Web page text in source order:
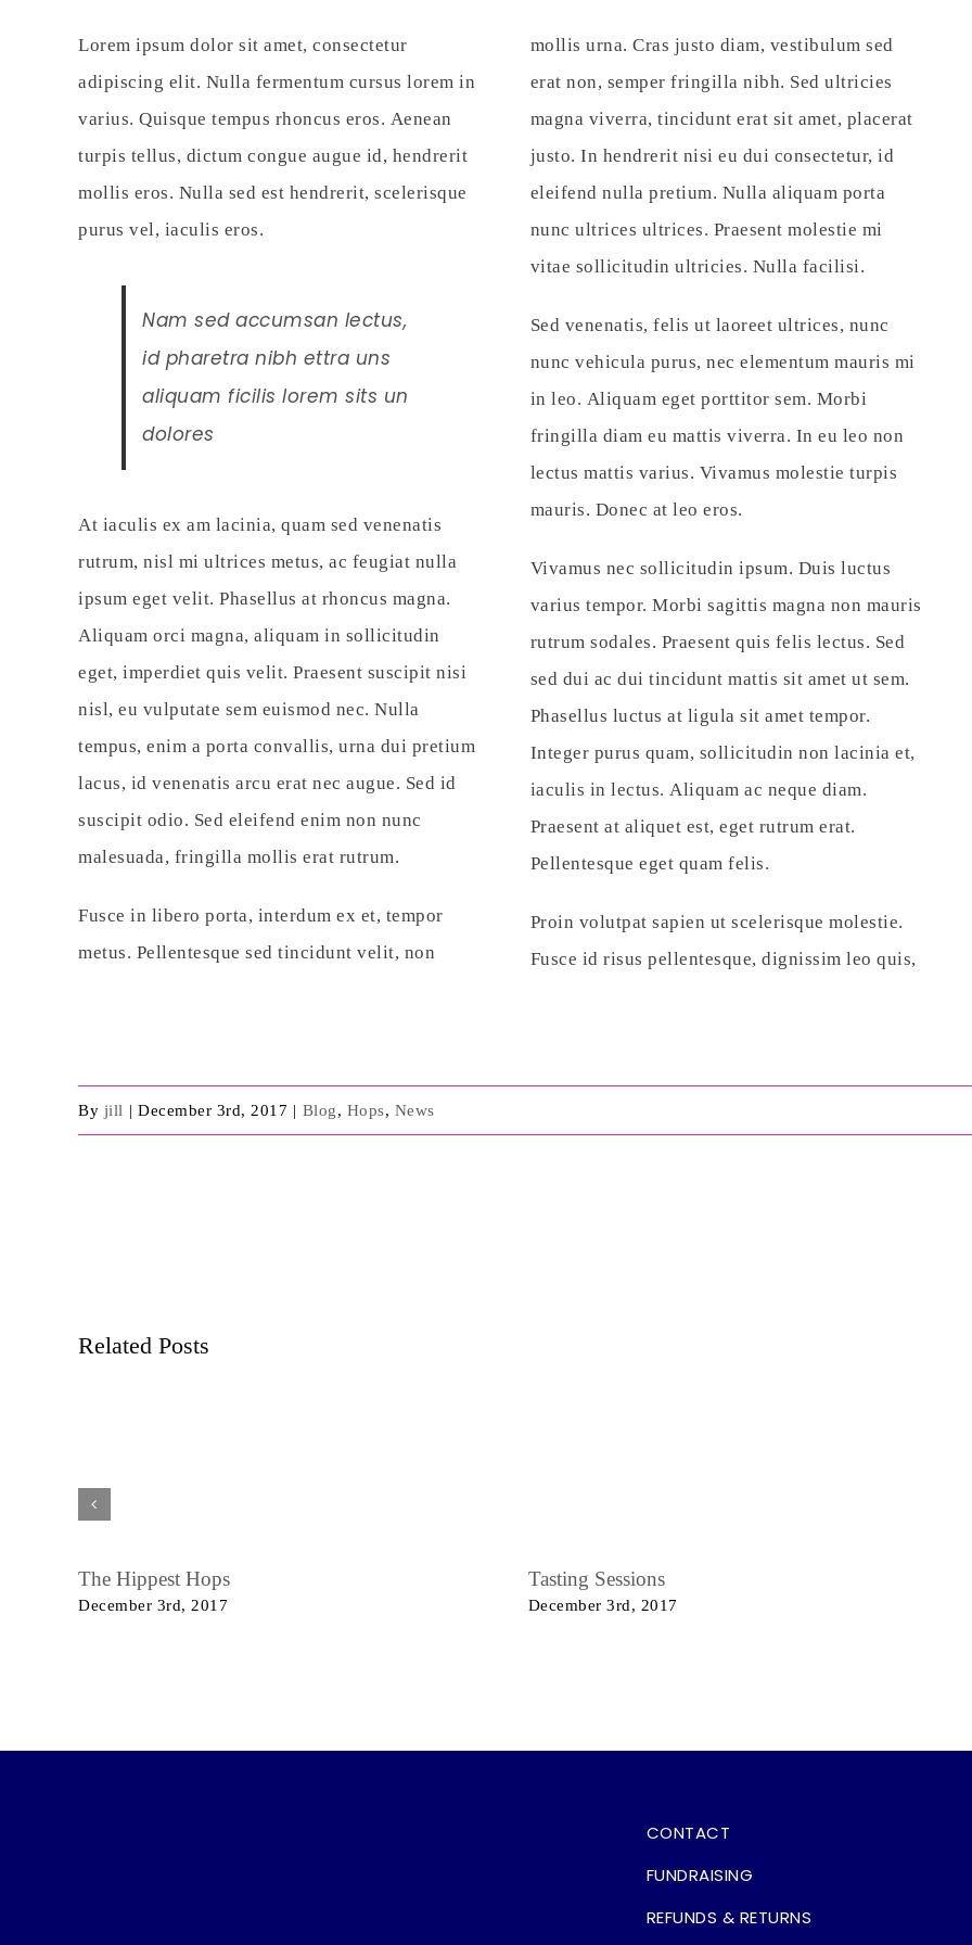
Lorem ipsum dolor sit amet, consectetur
adipiscing elit. Nulla fermentum cursus lorem in
varius. Quisque tempus rhoncus eros. Aenean
turpis tellus, dictum congue augue id, hendrerit
mollis eros. Nulla sed est hendrerit, scelerisque
purus vel, iaculis eros.
Nam sed accumsan lectus,
id pharetra nibh ettra uns
aliquam ficilis lorem sits un
dolores
At iaculis ex am lacinia, quam sed venenatis
rutrum, nisl mi ultrices metus, ac feugiat nulla
ipsum eget velit. Phasellus at rhoncus magna.
Aliquam orci magna, aliquam in sollicitudin
eget, imperdiet quis velit. Praesent suscipit nisi
nisl, eu vulputate sem euismod nec. Nulla
tempus, enim a porta convallis, urna dui pretium
lacus, id venenatis arcu erat nec augue. Sed id
suscipit odio. Sed eleifend enim non nunc
malesuada, fringilla mollis erat rutrum.
Fusce in libero porta, interdum ex et, tempor
metus. Pellentesque sed tincidunt velit, non
mollis urna. Cras justo diam, vestibulum sed
erat non, semper fringilla nibh. Sed ultricies
magna viverra, tincidunt erat sit amet, placerat
justo. In hendrerit nisi eu dui consectetur, id
eleifend nulla pretium. Nulla aliquam porta
nunc ultrices ultrices. Praesent molestie mi
vitae sollicitudin ultricies. Nulla facilisi.
Sed venenatis, felis ut laoreet ultrices, nunc
nunc vehicula purus, nec elementum mauris mi
in leo. Aliquam eget porttitor sem. Morbi
fringilla diam eu mattis viverra. In eu leo non
lectus mattis varius. Vivamus molestie turpis
mauris. Donec at leo eros.
Vivamus nec sollicitudin ipsum. Duis luctus
varius tempor. Morbi sagittis magna non mauris
rutrum sodales. Praesent quis felis lectus. Sed
sed dui ac dui tincidunt mattis sit amet ut sem.
Phasellus luctus at ligula sit amet tempor.
Integer purus quam, sollicitudin non lacinia et,
iaculis in lectus. Aliquam ac neque diam.
Praesent at aliquet est, eget rutrum erat.
Pellentesque eget quam felis.
Proin volutpat sapien ut scelerisque molestie.
Fusce id risus pellentesque, dignissim leo quis,
By jill | December 3rd, 2017 | Blog, Hops, News
Related Posts
The Hippest Hops
December 3rd, 2017
Tasting Sessions
December 3rd, 2017
CONTACT
FUNDRAISING
REFUNDS & RETURNS